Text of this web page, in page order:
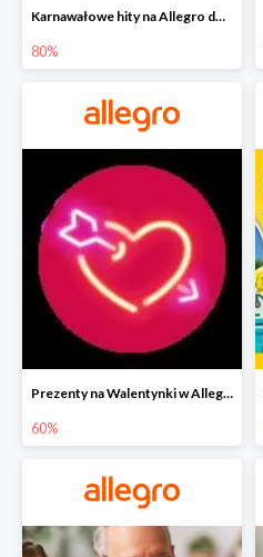
Karnawałowe hity na Allegro do -80%
80%
Prezenty na Walentynki w Allegro do -60%
60%